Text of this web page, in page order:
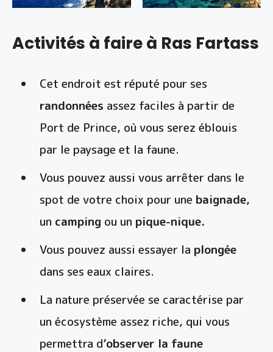
Activités à faire à Ras Fartass
Cet endroit est réputé pour ses
randonnées assez faciles à partir de
Port de Prince, où vous serez éblouis
par le paysage et la faune.
Vous pouvez aussi vous arrêter dans le
spot de votre choix pour une baignade,
un camping ou un pique-nique.
Vous pouvez aussi essayer la plongée
dans ses eaux claires.
La nature préservée se caractérise par
un écosystème assez riche, qui vous
permettra d’observer la faune